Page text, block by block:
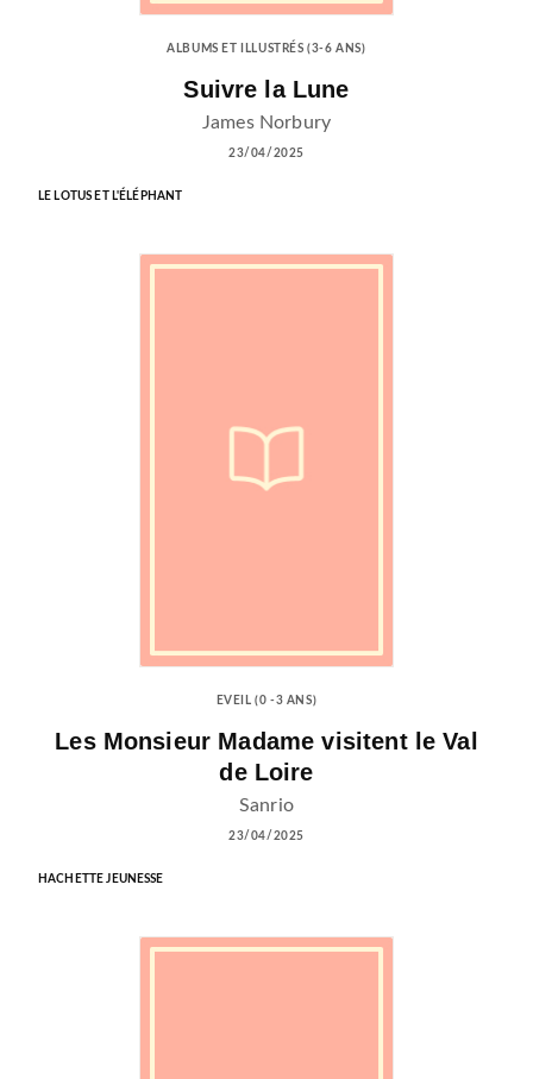
ALBUMS ET ILLUSTRÉS (3-6 ANS)
Suivre la Lune
James Norbury
23/04/2025
LE LOTUS ET L'ÉLÉPHANT
EVEIL (0 -3 ANS)
Les Monsieur Madame visitent le Val
de Loire
Sanrio
23/04/2025
HACHETTE JEUNESSE